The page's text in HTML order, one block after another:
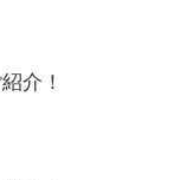
介！